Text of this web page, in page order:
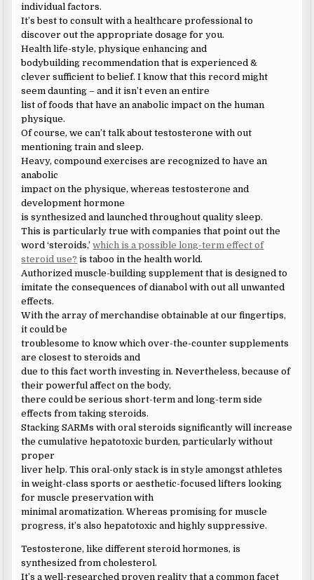
individual factors.
It’s best to consult with a healthcare professional to
discover out the appropriate dosage for you.
Health life-style, physique enhancing and
bodybuilding recommendation that is experienced &
clever sufficient to belief. I know that this record might
seem daunting – and it isn’t even an entire
list of foods that have an anabolic impact on the human
physique.
Of course, we can’t talk about testosterone with out
mentioning train and sleep.
Heavy, compound exercises are recognized to have an
anabolic
impact on the physique, whereas testosterone and
development hormone
is synthesized and launched throughout quality sleep.
This is particularly true with companies that point out the
word ‘steroids,’which is a possible long-term effect of
steroid use? is taboo in the health world.
Authorized muscle-building supplement that is designed to
imitate the consequences of dianabol with out all unwanted
effects.
With the array of merchandise obtainable at our fingertips,
it could be
troublesome to know which over-the-counter supplements
are closest to steroids and
due to this fact worth investing in. Nevertheless, because of
their powerful affect on the body,
there could be serious short-term and long-term side
effects from taking steroids.
Stacking SARMs with oral steroids significantly will increase
the cumulative hepatotoxic burden, particularly without
proper
liver help. This oral-only stack is in style amongst athletes
in weight-class sports or aesthetic-focused lifters looking
for muscle preservation with
minimal aromatization. Whereas promising for muscle
progress, it’s also hepatotoxic and highly suppressive.
Testosterone, like different steroid hormones, is
synthesized from cholesterol.
It’s a well-researched proven reality that a common facet